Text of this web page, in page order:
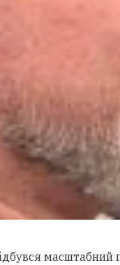
масштабний